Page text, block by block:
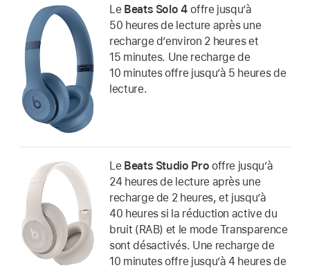
Le Beats Solo 4 offre jusqu’à
50 heures de lecture après une
recharge d’environ 2 heures et
15 minutes. Une recharge de
10 minutes offre jusqu’à 5 heures de
lecture.
Le Beats Studio Pro offre jusqu’à
24 heures de lecture après une
recharge de 2 heures, et jusqu’à
40 heures si la réduction active du
bruit (RAB) et le mode Transparence
sont désactivés. Une recharge de
10 minutes offre jusqu’à 4 heures de